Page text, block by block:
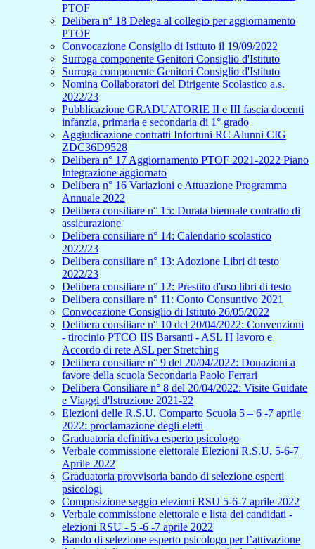
PTOF
Delibera n° 18 Delega al collegio per aggiornamento
PTOF
Convocazione Consiglio di Istituto il 19/09/2022
Surroga componente Genitori Consiglio d'Istituto
Surroga componente Genitori Consiglio d'Istituto
Nomina Collaboratori del Dirigente Scolastico a.s.
2022/23
Pubblicazione GRADUATORIE II e III fascia docenti
infanzia, primaria e secondaria di 1° grado
Aggiudicazione contratti Infortuni RC Alunni CIG
ZDC36D9528
Delibera n° 17 Aggiornamento PTOF 2021-2022 Piano
Integrazione aggiornato
Delibera n° 16 Variazioni e Attuazione Programma
Annuale 2022
Delibera consiliare n° 15: Durata biennale contratto di
assicurazione
Delibera consiliare n° 14: Calendario scolastico
2022/23
Delibera consiliare n° 13: Adozione Libri di testo
2022/23
Delibera consiliare n° 12: Prestito d'uso libri di testo
Delibera consiliare n° 11: Conto Consuntivo 2021
Convocazione Consiglio di Istituto 26/05/2022
Delibera consiliare n° 10 del 20/04/2022: Convenzioni
- tirocinio PTCO IIS Barsanti - ASL H lavoro e
Accordo di rete ASL per Stretching
Delibera consiliare n° 9 del 20/04/2022: Donazioni a
favore della scuola Secondaria Paolo Ferrari
Delibera Consiliare n° 8 del 20/04/2022: Visite Guidate
e Viaggi d'Istruzione 2021-22
Elezioni delle R.S.U. Comparto Scuola 5 – 6 -7 aprile
2022: proclamazione degli eletti
Graduatoria definitiva esperto psicologo
Verbale commissione elettorale Elezioni R.S.U. 5-6-7
Aprile 2022
Graduatoria provvisoria bando di selezione esperti
psicologi
Composizione seggio elezioni RSU 5-6-7 aprile 2022
Verbale commissione elettorale e lista dei candidati -
elezioni RSU - 5 -6 -7 aprile 2022
Bando di selezione esperto psicologo per l’attivazione